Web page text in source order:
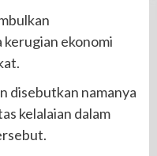
ekonomi
disebutkan namanya
kelalaian dalam